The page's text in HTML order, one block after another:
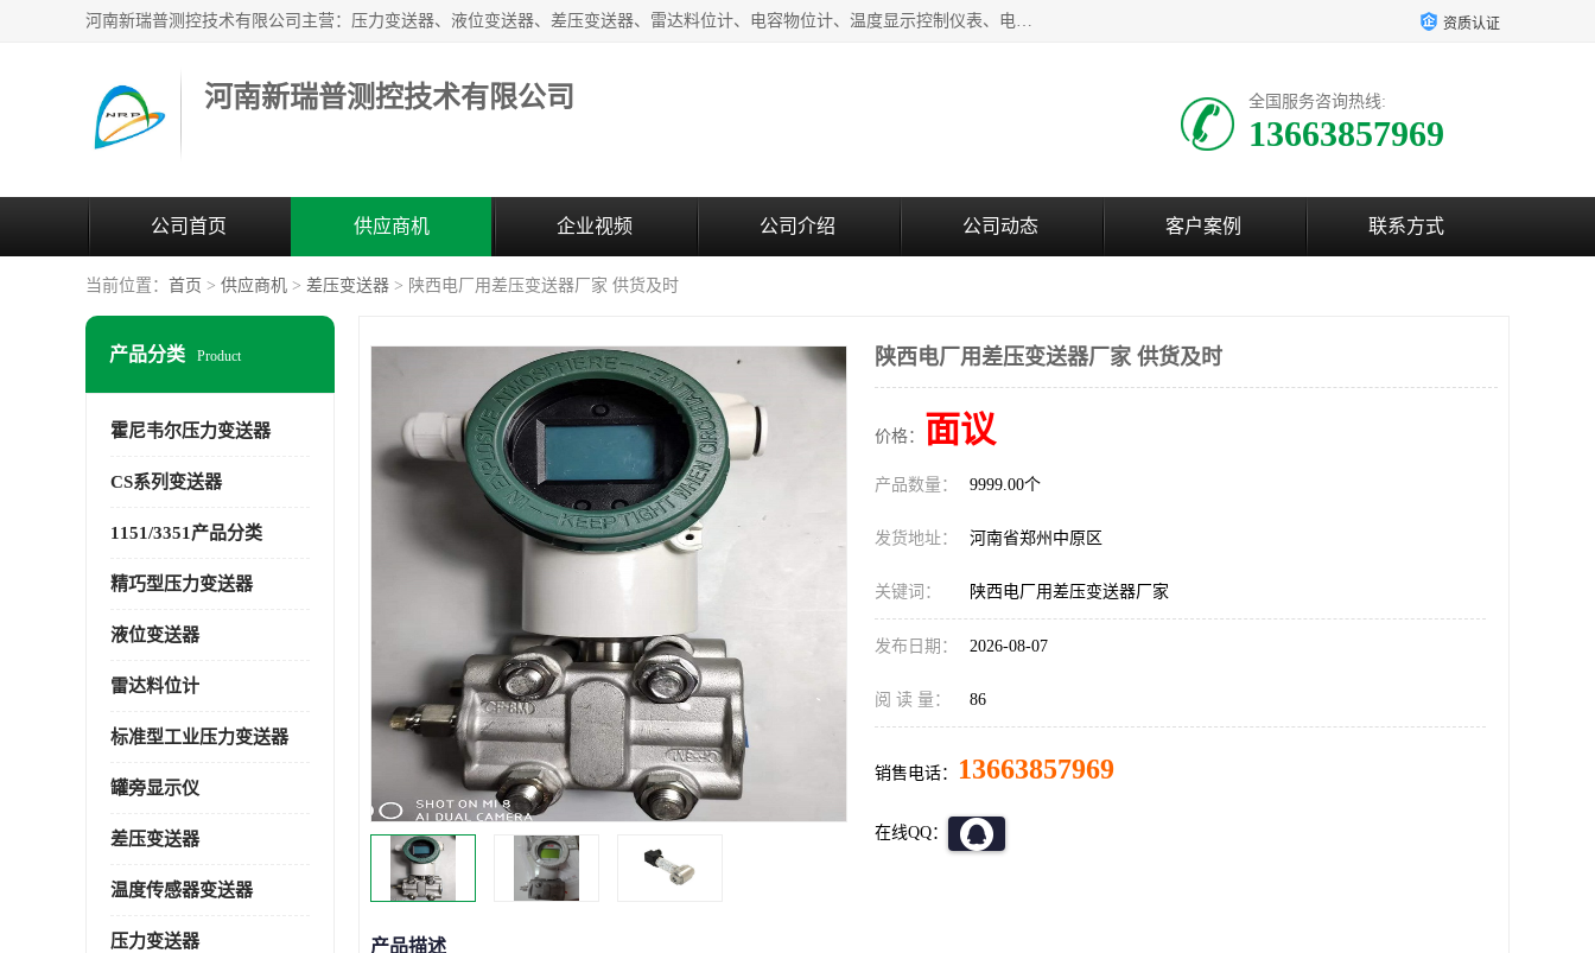
河南新瑞普测控技术有限公司主营：压力变送器、液位变送器、差压变送器、雷达料位计、电容物位计、温度显示控制仪表、电量变送器、流量计、工业自动化系统成套设备。 资质认证
河南新瑞普测控技术有限公司 全国服务咨询热线:
13663857969
公司首页 供应商机 企业视频 公司介绍 公司动态 客户案例 联系方式
当前位置： 首页 > 供应商机 > 差压变送器 > 陕西电厂用差压变送器厂家 供货及时
产品分类 Product
霍尼韦尔压力变送器
CS系列变送器
1151/3351产品分类
精巧型压力变送器
液位变送器
雷达料位计
标准型工业压力变送器
罐旁显示仪
差压变送器
温度传感器变送器
压力变送器
陕西电厂用差压变送器厂家 供货及时
价格： 面议
产品数量： 9999.00个
发货地址： 河南省郑州中原区
关键词： 陕西电厂用差压变送器厂家
发布日期： 2026-08-07
阅 读 量： 86
销售电话： 13663857969
在线QQ：
产品描述